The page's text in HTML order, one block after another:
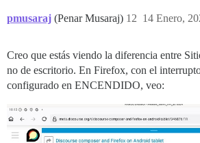
pmusaraj (Penar Musaraj) 14 Enero,
12
Creo que estás viendo la diferencia entre
no de escritorio. En Firefox, con el
configurado en ENCENDIDO, veo: